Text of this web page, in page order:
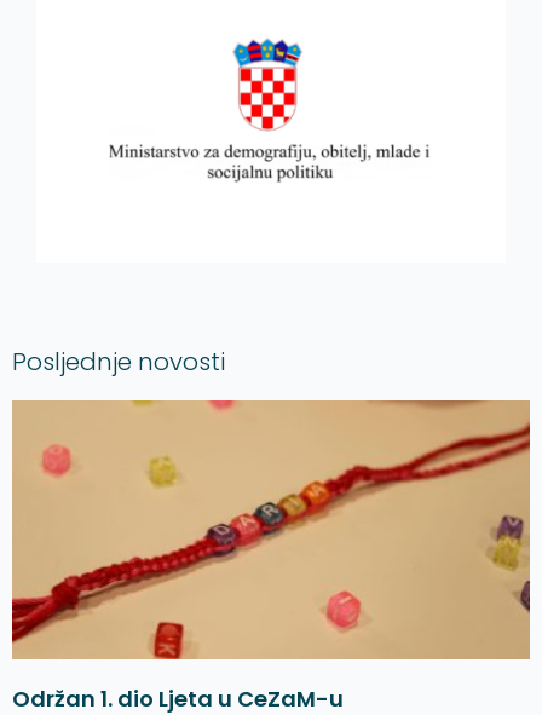
Posljednje novosti
Održan 1. dio Ljeta u CeZaM-u